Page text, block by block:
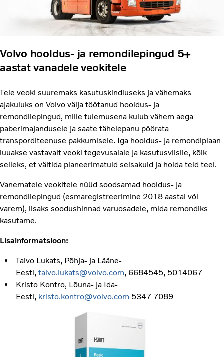
Volvo hooldus- ja remondilepingud 5+
aastat vanadele veokitele
Teie veoki suuremaks kasutuskindluseks ja vähemaks
ajakuluks on Volvo välja töötanud hooldus- ja
remondilepingud, mille tulemusena kulub vähem aega
paberimajandusele ja saate tähelepanu pöörata
transporditeenuse pakkumisele. Iga hooldus- ja remondiplaan
luuakse vastavalt veoki tegevusalale ja kasutusviisile, kõik
selleks, et vältida planeerimatuid seisakuid ja hoida teid teel.
Vanematele veokitele nüüd soodsamad hooldus- ja
remondilepingud (esmaregistreerimine 2018 aastal või
varem), lisaks soodushinnad varuosadele, mida remondiks
kasutame.
Lisainformatsioon:
Taivo Lukats, Põhja- ja Lääne-
Eesti, taivo.lukats@volvo.com, 6684545, 5014067
Kristo Kontro, Lõuna- ja Ida-
Eesti, kristo.kontro@volvo.com 5347 7089